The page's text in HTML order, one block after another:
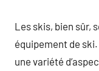
Les skis, bien sûr,
équipement de ski.
une variété